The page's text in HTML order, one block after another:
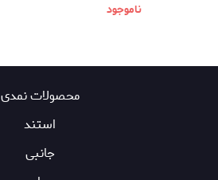
ناموجود
محصولات نمدی
استند
جانبی